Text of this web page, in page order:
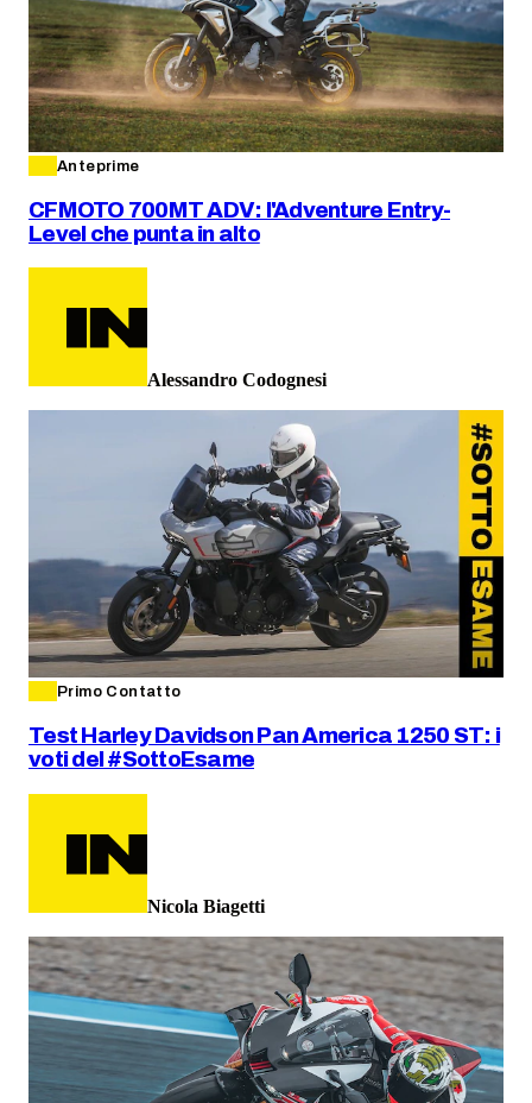
Anteprime
CFMOTO 700MT ADV: l'Adventure Entry-
Level che punta in alto
Alessandro Codognesi
Primo Contatto
Test Harley Davidson Pan America 1250 ST: i
voti del #SottoEsame
Nicola Biagetti